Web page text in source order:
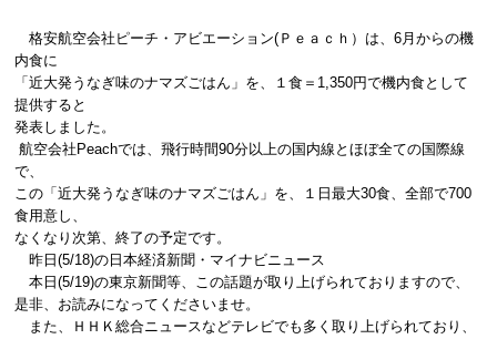
格安航空会社ピーチ・アビエーション(Ｐｅａｃｈ）は、6月からの機
内食に
「近大発うなぎ味のナマズごはん」を、１食＝1,350円で機内食として
提供すると
発表しました。
航空会社Peachでは、飛行時間90分以上の国内線とほぼ全ての国際線
で、
この「近大発うなぎ味のナマズごはん」を、１日最大30食、全部で700
食用意し、
なくなり次第、終了の予定です。
昨日(5/18)の日本経済新聞・マイナビニュース
本日(5/19)の東京新聞等、この話題が取り上げられておりますので、
是非、お読みになってくださいませ。
また、ＨＨＫ総合ニュースなどテレビでも多く取り上げられており、